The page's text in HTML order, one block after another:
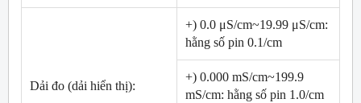
Dải đo (dải hiển thị):
+) 0.0 μS/cm~19.99 μS/cm:
hằng số pin 0.1/cm
+) 0.000 mS/cm~199.9
mS/cm: hằng số pin 1.0/cm